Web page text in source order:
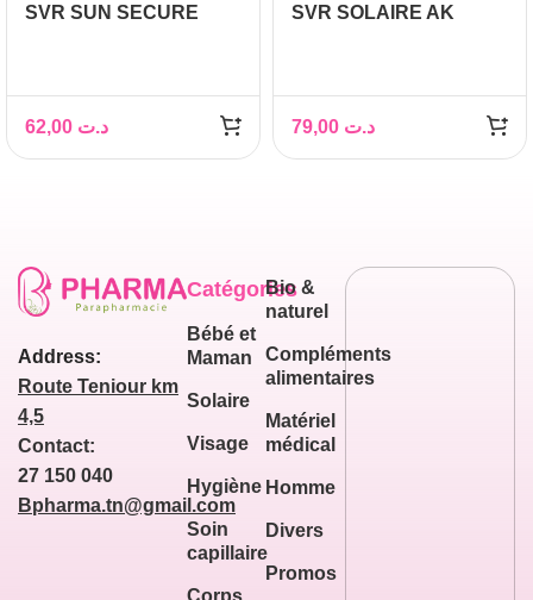
SVR SUN SECURE
د.ت
SVR SOLAIRE AK
PROTECTION SPF50+
50ML
د.ت
Address:
Route Teniour km
4,5
Contact:
27 150 040
Bpharma.tn@gmail.com
Catégories
Bébé et
Maman
Solaire
Visage
Hygiène
Soin
capillaire
Bio &
naturel
Compléments
alimentaires
Matériel
médical
Homme
Divers
Promos